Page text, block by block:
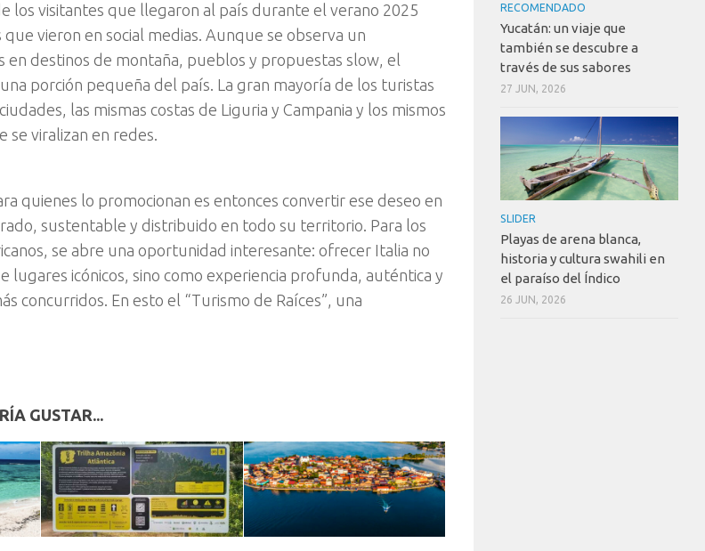
los visitantes que llegaron al país durante el verano 2025
vieron en social medias. Aunque se observa un
en destinos de montaña, pueblos y propuestas slow, el
porción pequeña del país. La gran mayoría de los turistas
las mismas costas de Liguria y Campania y los mismos
se viralizan en redes.
quienes lo promocionan es entonces convertir ese deseo en
sustentable y distribuido en todo su territorio. Para los
se abre una oportunidad interesante: ofrecer Italia no
lugares icónicos, sino como experiencia profunda, auténtica y
concurridos. En esto el “Turismo de Raíces”, una
GUSTAR...
RECOMENDADO
Yucatán: un viaje que
también se descubre a
través de sus sabores
27 JUN, 2026
SLIDER
Playas de arena blanca,
historia y cultura swahili en
el paraíso del Índico
26 JUN, 2026